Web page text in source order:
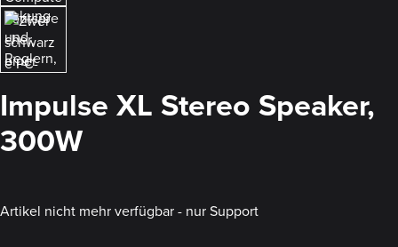
Impulse XL Stereo Speaker,
300W
Artikel nicht mehr verfügbar - nur Support